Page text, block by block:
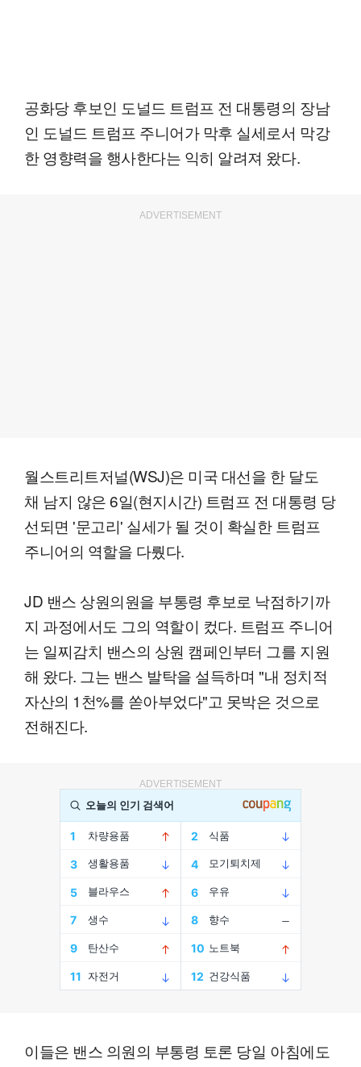
공화당 후보인 도널드 트럼프 전 대통령의 장남
인 도널드 트럼프 주니어가 막후 실세로서 막강
한 영향력을 행사한다는 익히 알려져 왔다.
ADVERTISEMENT
월스트리트저널(WSJ)은 미국 대선을 한 달도
채 남지 않은 6일(현지시간) 트럼프 전 대통령 당
선되면 '문고리' 실세가 될 것이 확실한 트럼프
주니어의 역할을 다뤘다.
JD 밴스 상원의원을 부통령 후보로 낙점하기까
지 과정에서도 그의 역할이 컸다. 트럼프 주니어
는 일찌감치 밴스의 상원 캠페인부터 그를 지원
해 왔다. 그는 밴스 발탁을 설득하며 "내 정치적
자산의 1천%를 쏟아부었다"고 못박은 것으로
전해진다.
ADVERTISEMENT
이들은 밴스 의원의 부통령 토론 당일 아침에도